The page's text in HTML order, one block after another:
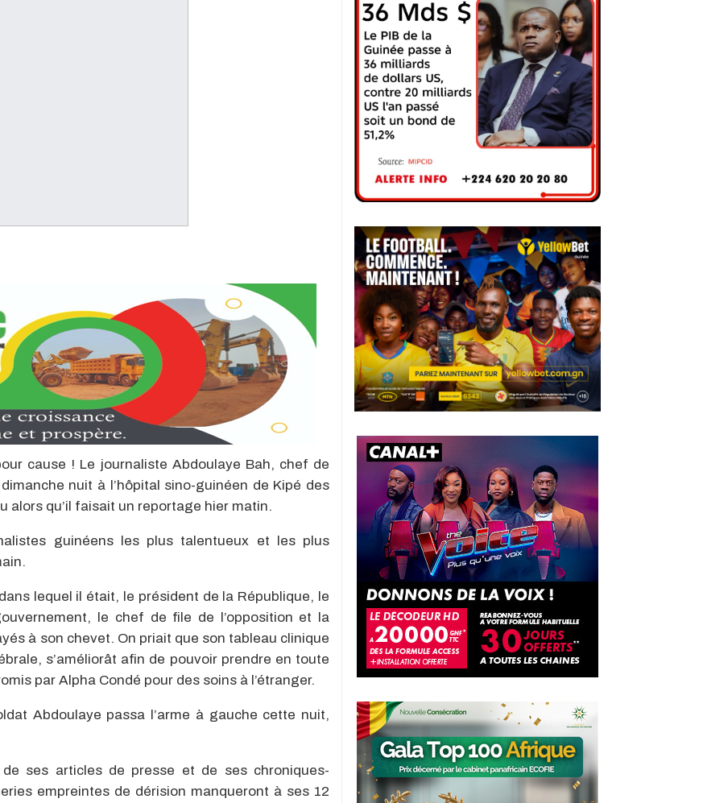
cause ! Le journaliste Abdoulaye Bah, chef de
nuit à l’hôpital sino-guinéen de Kipé des
alors qu’il faisait un reportage hier matin.
guinéens les plus talentueux et les plus
lequel il était, le président de la République, le
le chef de file de l’opposition et la
à son chevet. On priait que son tableau clinique
s’améliorât afin de pouvoir prendre en toute
par Alpha Condé pour des soins à l’étranger.
Abdoulaye passa l’arme à gauche cette nuit,
ses articles de presse et de ses chroniques-
empreintes de dérision manqueront à ses 12